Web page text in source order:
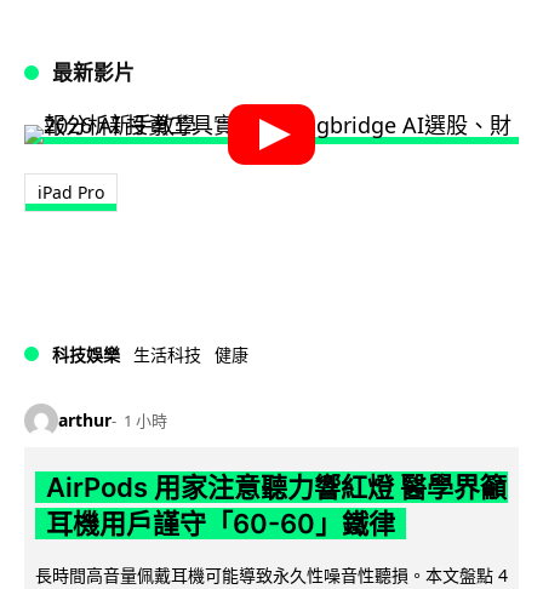
最新影片
iPad Pro
科技娛樂 生活科技 健康
arthur 1 小時
AirPods 用家注意聽力響紅燈 醫學界籲
耳機用戶謹守「60-60」鐵律
長時間高音量佩戴耳機可能導致永久性噪音性聽損。本文盤點 4